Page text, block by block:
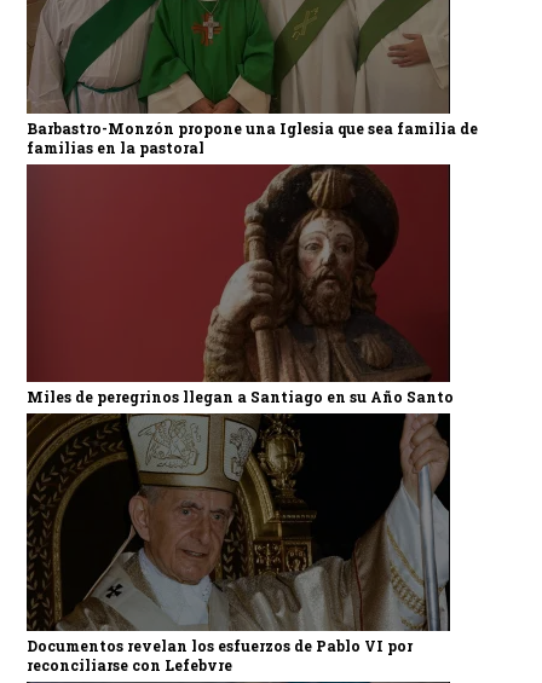
Barbastro-Monzón propone una Iglesia que sea familia de
familias en la pastoral
Miles de peregrinos llegan a Santiago en su Año Santo
Documentos revelan los esfuerzos de Pablo VI por
reconciliarse con Lefebvre